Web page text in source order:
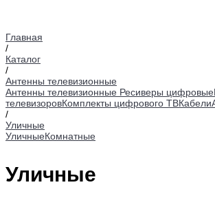
Главная
/
Каталог
/
Антенны телевизионные
Антенны телевизионные Ресиверы цифровые
телевизоровКомплекты цифрового ТВКабели
/
Уличные
УличныеКомнатные
Уличные